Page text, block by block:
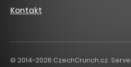
Kontakt
© 2014-2026 CzechCrunch.cz.